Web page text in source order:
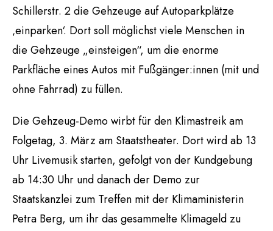
Schillerstr. 2 die Gehzeuge auf Autoparkplätze
‚einparken‘. Dort soll möglichst viele Menschen in
die Gehzeuge „einsteigen“, um die enorme
Parkfläche eines Autos mit Fußgänger:innen (mit und
ohne Fahrrad) zu füllen.
Die Gehzeug-Demo wirbt für den Klimastreik am
Folgetag, 3. März am Staatstheater. Dort wird ab 13
Uhr Livemusik starten, gefolgt von der Kundgebung
ab 14:30 Uhr und danach der Demo zur
Staatskanzlei zum Treffen mit der Klimaministerin
Petra Berg, um ihr das gesammelte Klimageld zu